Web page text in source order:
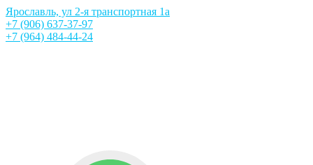
Ярославль, ул 2-я транспортная 1а
+7 (906) 637-37-97
+7 (964) 484-44-24